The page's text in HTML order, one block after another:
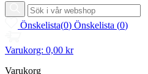
Önskelista(0) Önskelista (0)
Varukorg: 0,00 kr
Varukorg